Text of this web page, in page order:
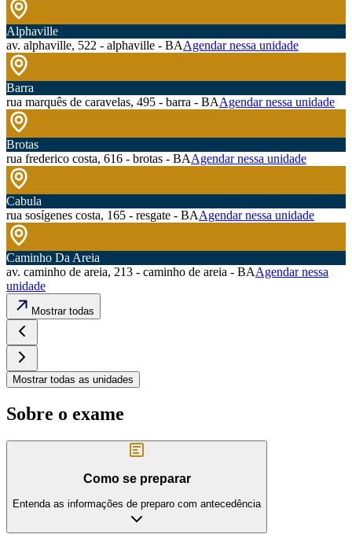
Alphaville
av. alphaville, 522 - alphaville - BAAgendar nessa unidade
Barra
rua marquês de caravelas, 495 - barra - BAAgendar nessa unidade
Brotas
rua frederico costa, 616 - brotas - BAAgendar nessa unidade
Cabula
rua sosígenes costa, 165 - resgate - BAAgendar nessa unidade
Caminho Da Areia
av. caminho de areia, 213 - caminho de areia - BAAgendar nessa
unidade
Mostrar todas
Mostrar todas as unidades
Sobre o exame
Como se preparar
Entenda as informações de preparo com antecedência